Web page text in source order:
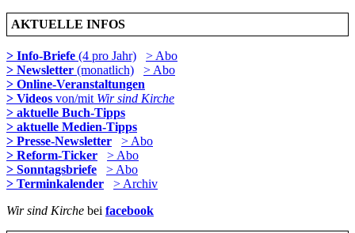
AKTUELLE INFOS
> Info-Briefe (4 pro Jahr)
> Abo
> Newsletter (monatlich)
> Abo
> Online-Veranstaltungen
> Videos von/mit Wir sind Kirche
> aktuelle Buch-Tipps
> aktuelle Medien-Tipps
> Presse-Newsletter
> Abo
> Reform-Ticker
> Abo
> Sonntagsbriefe
> Abo
> Terminkalender
> Archiv
Wir sind Kirche bei facebook